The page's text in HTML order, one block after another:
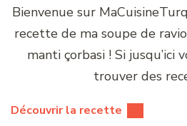
Bienvenue sur
recette de ma soupe de
manti çorbasi ! Si jusqu’ici
trouver des
Découvrir la recette